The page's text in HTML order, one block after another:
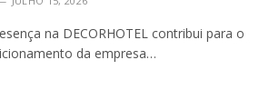
na DECORHOTEL contribui para o
da empresa…